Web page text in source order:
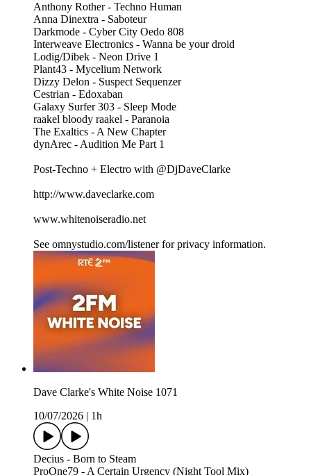
Anthony Rother - Techno Human
Anna Dinextra - Saboteur
Darkmode - Cyber City Oedo 808
Interweave Electronics - Wanna be your droid
Lodig/Dibek - Neon Drive 1
Plant43 - Mycelium Network
Dizzy Delon - Suspect Sequenzer
Cestrian - Edoxaban
Galaxy Surfer 303 - Sleep Mode
raakel bloody raakel - Paranoia
The Exaltics - A New Chapter
dynArec - Audition Me Part 1
Post-Techno + Electro with @DjDaveClarke
http://www.daveclarke.com
www.whitenoiseradio.net
See omnystudio.com/listener for privacy information.
Dave Clarke's White Noise 1071
10/07/2026
1h
Decius - Born to Steam
ProOne79 - A Certain Urgency (Night Tool Mix)